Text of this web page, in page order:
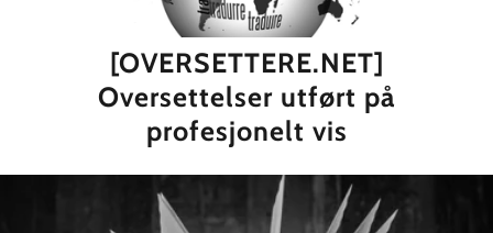
[OVERSETTERE.NET]
Oversettelser utført på
profesjonelt vis